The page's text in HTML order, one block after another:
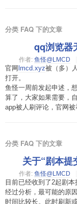
分类 FAQ 下的文章
qq浏览器
作者: 鱼怪@LMCD
官网 lmcd.xyz被（多）
打开。
鱼怪一周前发起申述，
算了，大家如果需要，
app被人刷评论，官网
分类 FAQ 下的文章
关于“剧本提
作者: 鱼怪@LMCD
目前已经收到了2起剧本
经过分析，最可能的原
时间比较长。此时刷新